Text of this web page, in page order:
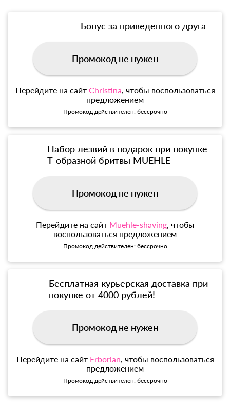
Бонус за приведенного друга
Промокод не нужен
Перейдите на сайт Christina , чтобы воспользоваться
предложением
Промокод действителен: бессрочно
Набор лезвий в подарок при покупке
Т-образной бритвы MUEHLE
Промокод не нужен
Перейдите на сайт Muehle-shaving, чтобы
воспользоваться предложением
Промокод действителен: бессрочно
Бесплатная курьерская доставка при
покупке от 4000 рублей!
Промокод не нужен
Перейдите на сайт Erborian , чтобы воспользоваться
предложением
Промокод действителен: бессрочно